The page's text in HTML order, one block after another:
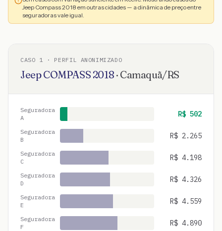
Jeep Compass 2018 em outras cidades — a dinâmica de preço entre
seguradoras vale igual.
CASO 1 · PERFIL ANONIMIZADO
JeepCOMPASS 2018 · Camaquã/RS
Seguradora
A
R$ 502
Seguradora
B
R$ 2.265
Seguradora
C
R$ 4.198
Seguradora
D
R$ 4.326
Seguradora
E
R$ 4.559
Seguradora
F
R$ 4.890